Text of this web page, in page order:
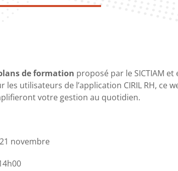
de formation proposé par le SICTIAM et
les utilisateurs de l’application CIRIL RH, ce
votre gestion au quotidien.
novembre